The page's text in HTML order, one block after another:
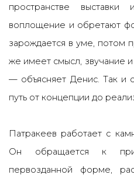
пространстве выставки
воплощение и обретают
зарождается в уме, потом
же имеет смысл, звучание
— объясняет Денис. Так и
путь от концепции до
Патракеев работает с
Он обращается к
первозданной форме,